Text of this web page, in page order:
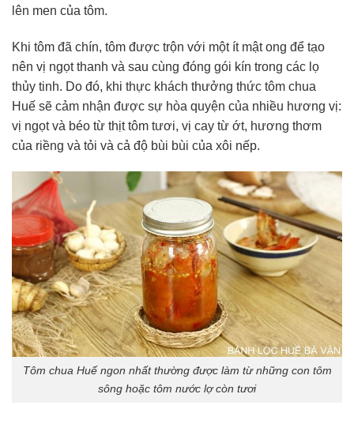
lên men của tôm.
Khi tôm đã chín, tôm được trộn với một ít mật ong để tạo
nên vị ngọt thanh và sau cùng đóng gói kín trong các lọ
thủy tinh. Do đó, khi thực khách thưởng thức tôm chua
Huế sẽ cảm nhận được sự hòa quyện của nhiều hương vị:
vị ngọt và béo từ thịt tôm tươi, vị cay từ ớt, hương thơm
của riềng và tỏi và cả độ bùi bùi của xôi nếp.
Tôm chua Huế ngon nhất thường được làm từ những con tôm
sông hoặc tôm nước lợ còn tươi